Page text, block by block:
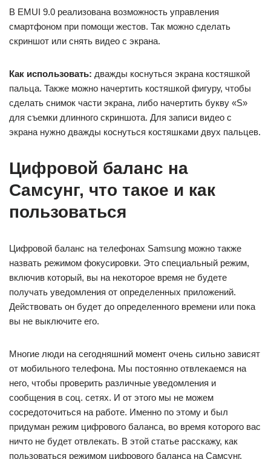
В EMUI 9.0 реализована возможность управления
смартфоном при помощи жестов. Так можно сделать
скриншот или снять видео с экрана.
Как использовать: дважды коснуться экрана костяшкой
пальца. Также можно начертить костяшкой фигуру, чтобы
сделать снимок части экрана, либо начертить букву «S»
для съемки длинного скриншота. Для записи видео с
экрана нужно дважды коснуться костяшками двух пальцев.
Цифровой баланс на
Самсунг, что такое и как
пользоваться
Цифровой баланс на телефонах Samsung можно также
назвать режимом фокусировки. Это специальный режим,
включив который, вы на некоторое время не будете
получать уведомления от определенных приложений.
Действовать он будет до определенного времени или пока
вы не выключите его.
Многие люди на сегодняшний момент очень сильно зависят
от мобильного телефона. Мы постоянно отвлекаемся на
него, чтобы проверить различные уведомления и
сообщения в соц. сетях. И от этого мы не можем
сосредоточиться на работе. Именно по этому и был
придуман режим цифрового баланса, во время которого вас
ничто не будет отвлекать. В этой статье расскажу, как
пользоваться режимом цифрового баланса на Самсунг.